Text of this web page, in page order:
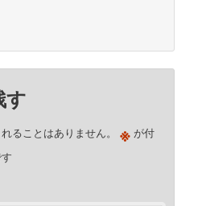
す
ることはありません。 ※ が付